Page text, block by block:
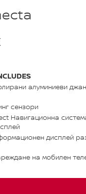
алуминиеви
сензори
Навигационна
дисплей
на мобилен